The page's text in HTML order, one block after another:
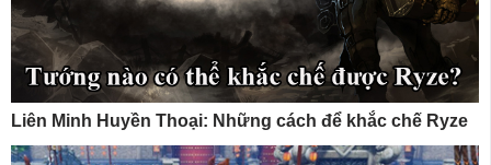
Liên Minh Huyền Thoại: Những cách để khắc chế Ryze